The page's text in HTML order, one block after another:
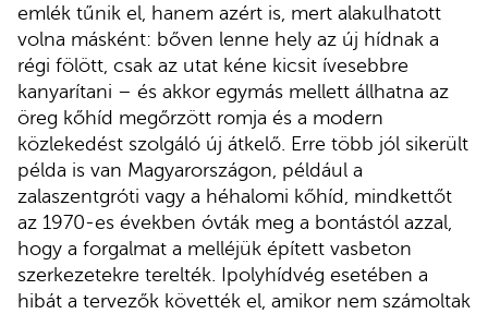
emlék tűnik el, hanem azért is, mert alakulhatott
volna másként: bőven lenne hely az új hídnak a
régi fölött, csak az utat kéne kicsit ívesebbre
kanyarítani – és akkor egymás mellett állhatna az
öreg kőhíd megőrzött romja és a modern
közlekedést szolgáló új átkelő. Erre több jól sikerült
példa is van Magyarországon, például a
zalaszentgróti vagy a héhalomi kőhíd, mindkettőt
az 1970-es években óvták meg a bontástól azzal,
hogy a forgalmat a melléjük épített vasbeton
szerkezetekre terelték. Ipolyhídvég esetében a
hibát a tervezők követték el, amikor nem számoltak